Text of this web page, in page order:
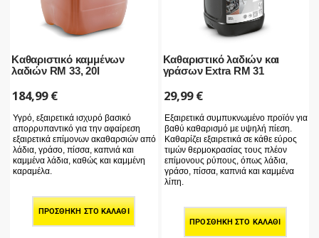
Καθαριστικό καμμένων
λαδιών RM 33, 20l
184,99€
Υγρό, εξαιρετικά ισχυρό βασικό
απορρυπαντικό για την αφαίρεση
εξαιρετικά επίμονων ακαθαρσιών από
λάδια, γράσο, πίσσα, καπνιά και
καμμένα λάδια, καθώς και καμμένη
καραμέλα.
ΠΡΟΣΘΉΚΗ ΣΤΟ ΚΑΛΆΘΙ
Καθαριστικό λαδιών και
γράσων Extra RM 31
29,99€
Εξαιρετικά συμπυκνωμένο προϊόν για
βαθύ καθαρισμό με υψηλή πίεση.
Καθαρίζει εξαιρετικά σε κάθε εύρος
τιμών θερμοκρασίας τους πλέον
επίμονους ρύπους, όπως λάδια,
γράσο, πίσσα, καπνιά και καμμένα
λίπη.
ΠΡΟΣΘΉΚΗ ΣΤΟ ΚΑΛΆΘΙ